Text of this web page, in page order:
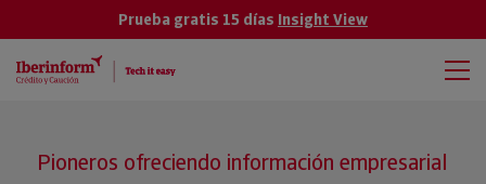
Prueba gratis 15 días Insight View
Pioneros ofreciendo información empresarial